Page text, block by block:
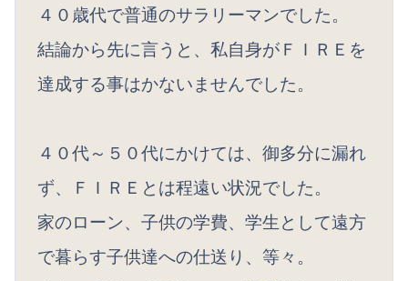
４０歳代で普通のサラリーマンでした。
結論から先に言うと、私自身がＦＩＲＥを
達成する事はかないませんでした。
４０代～５０代にかけては、御多分に漏れ
ず、ＦＩＲＥとは程遠い状況でした。
家のローン、子供の学費、学生として遠方
で暮らす子供達への仕送り、等々。